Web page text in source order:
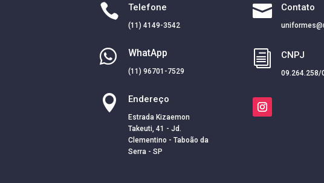
 Telefone
(11) 4149-3542
 WhatApp
(11) 96701-7529
 Endereço
Estrada Kizaemon
Takeuti, 41 - Jd.
Clementino - Taboão da
Serra - SP
 Contato
i CNPJ
09.264.258/